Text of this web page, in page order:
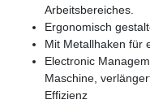
Arbeitsbereiches.
Ergonomisch
Mit Metallhaken für
Electronic
Maschine,
Effizienz